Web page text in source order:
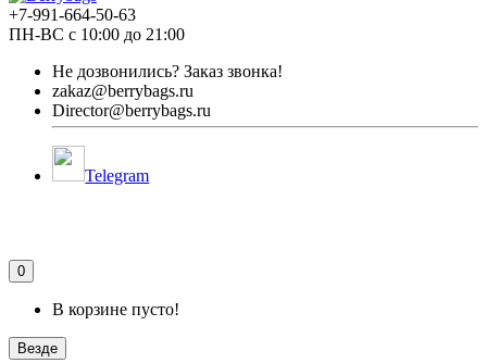
+7-991-664-50-63
ПН-ВС с 10:00 до 21:00
Не дозвонились? Заказ звонка!
zakaz@berrybags.ru
Director@berrybags.ru
Telegram
0
В корзине пусто!
Везде